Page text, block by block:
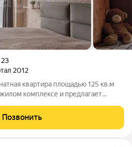
23
2012
квартира площадью 125 кв.м
комплексе и предлагает
объекта является его
Позвонить